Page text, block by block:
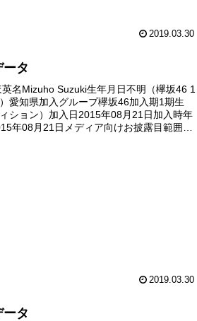
2019.03.30
タ
名Mizuho Suzuki生年月日不明（欅坂46 1
愛知県加入グループ欅坂46加入期1期生
ション）加入日2015年08月21日加入時年
年08月21日メディア向けお披露目範囲最
2019.03.30
タ